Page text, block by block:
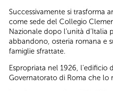
Successivamente si trasforma
come sede del Collegio
Nazionale dopo l’unità d’Italia
abbandono, osteria romana e
famiglie sfrattate.
Espropriata nel 1926, l’edificio
Governatorato di Roma che lo